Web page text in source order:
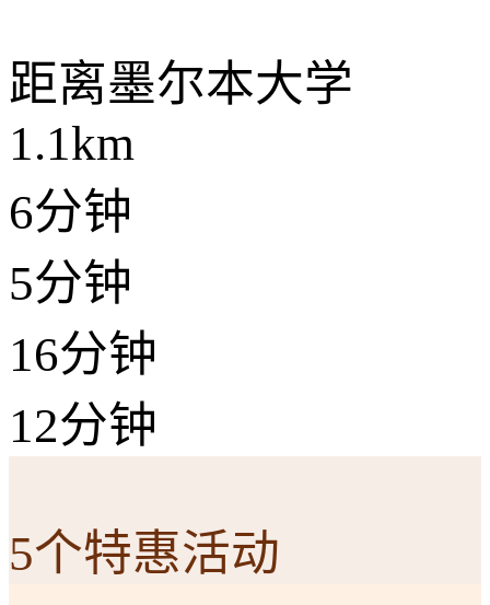
距离墨尔本大学
1.1km
6分钟
5分钟
16分钟
12分钟
5个特惠活动